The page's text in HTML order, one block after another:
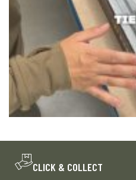
CLICK & COLLECT